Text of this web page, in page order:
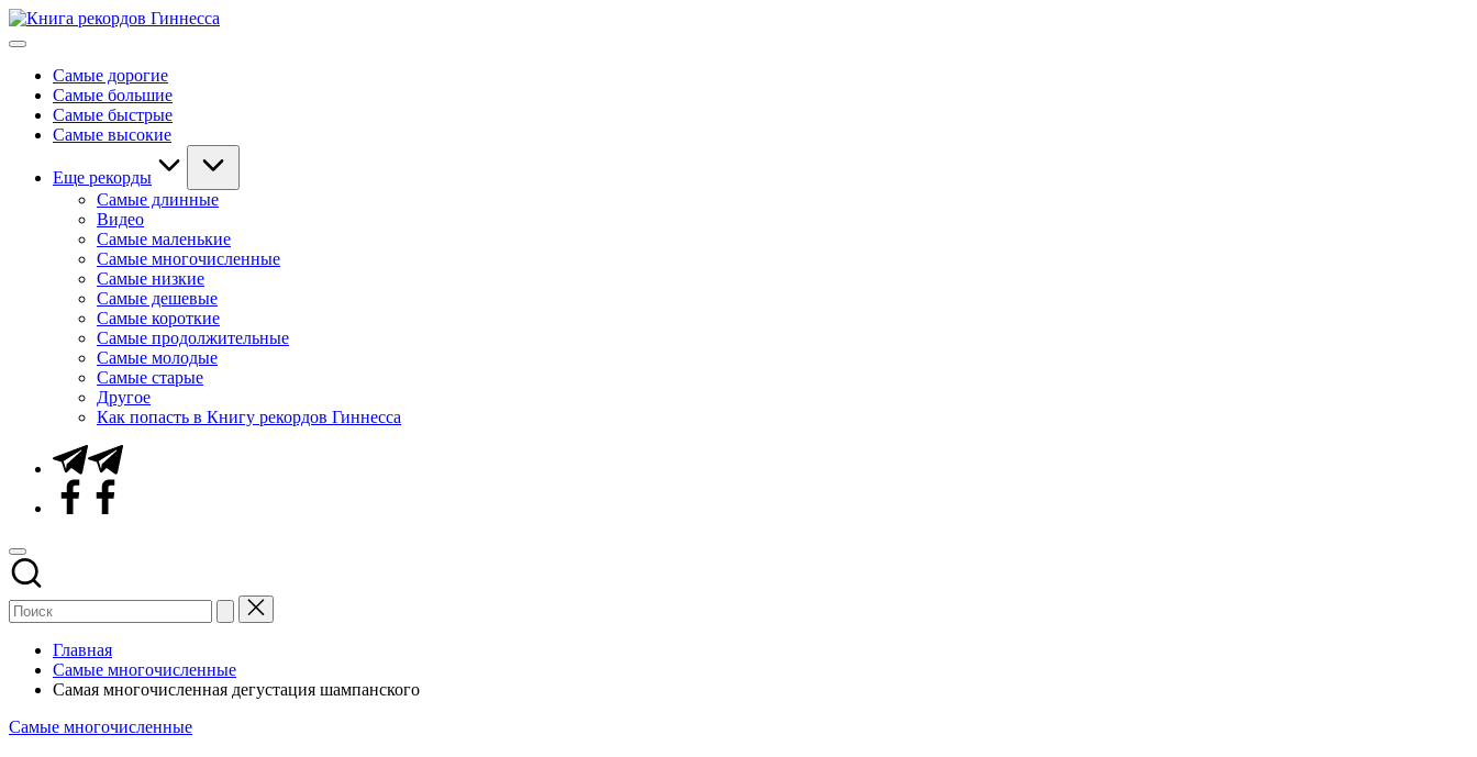
Перейти
к
Мировые
ГиннессаСамые дорогие
Самые большие
Самые быстрые
Самые высокие
Еще рекорды
Самые длинные
Видео
Самые маленькие
Самые многочисленные
Самые низкие
Самые дешевые
Самые короткие
Самые продолжительные
Самые молодые
Самые старые
Другое
Как попасть в Книгу рекордов Гиннесса
Telegram
Facebook
Главная
Самые многочисленные
Самая многочисленная дегустация шампанского
Опубликовано
Самые многочисленные